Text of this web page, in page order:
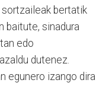
bertatik
baitute, sinadura
edo
dutenez.
egunero izango dira